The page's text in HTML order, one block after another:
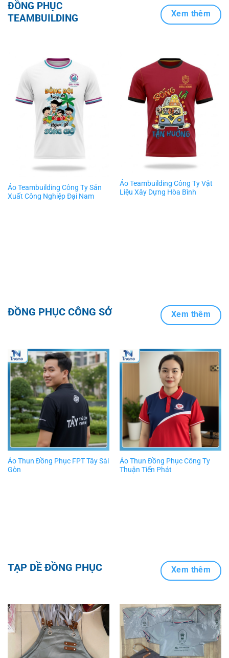
ĐỒNG PHỤC
TEAMBUILDING
Xem thêm
Áo Teambuilding Công Ty Sản
Xuất Công Nghiệp Đại Nam
Áo Teambuilding Công Ty Vật
Liệu Xây Dựng Hòa Bình
ĐỒNG PHỤC CÔNG SỞ Xem thêm
Áo Thun Đồng Phục FPT Tây Sài
Gòn
Áo Thun Đồng Phục Công Ty
Thuận Tiến Phát
TẠP DỀ ĐỒNG PHỤC Xem thêm